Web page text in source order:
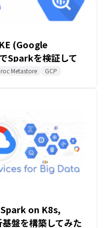
(Google
Sparkを検証して
のコストも調査
Metastore GCP
Spark on K8s,
盤を構築してみた